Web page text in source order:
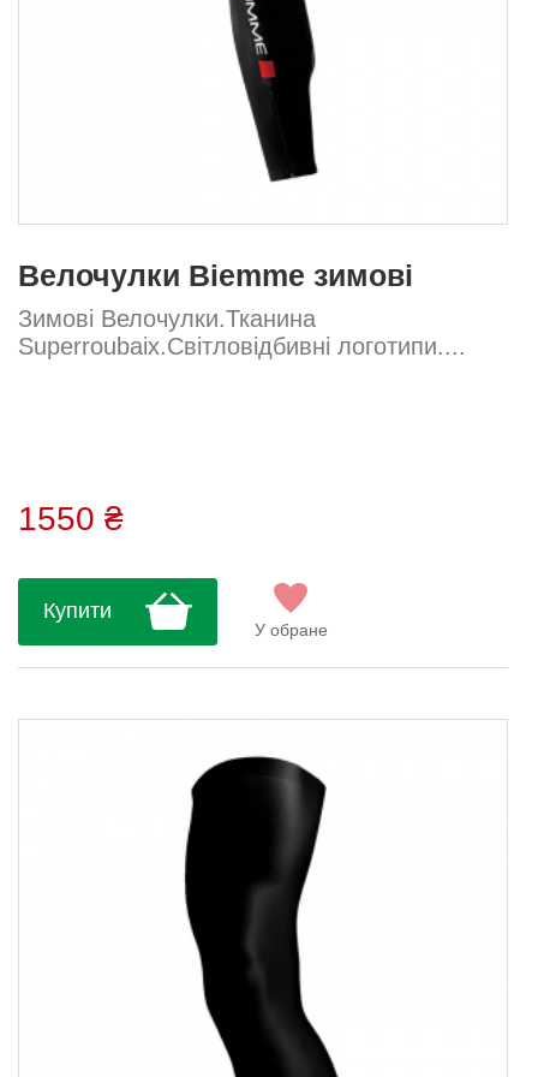
Велочулки Biemme зимові
Зимові Велочулки.Тканина
Superroubaix.Світловідбивні логотипи....
1550 ₴
Купити
У обране